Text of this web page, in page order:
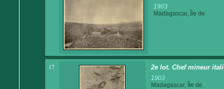
1903
Madagascar, Île de
17 2e lot. Chef mineur
1903
Madagascar, Île de